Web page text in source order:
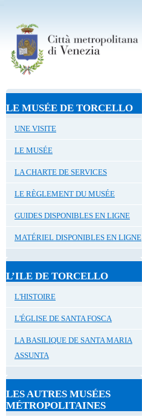
LE MUSÉE DE TORCELLO
UNE VISITE
LE MUSÉE
LA CHARTE DE SERVICES
LE RÈGLEMENT DU MUSÉE
GUIDES DISPONIBLES EN LIGNE
MATÉRIEL DISPONIBLES EN LIGNE
L’ILE DE TORCELLO
L'HISTOIRE
L'ÉGLISE DE SANTA FOSCA
LA BASILIQUE DE SANTA MARIA
ASSUNTA
LES AUTRES MUSÉES
MÉTROPOLITAINES